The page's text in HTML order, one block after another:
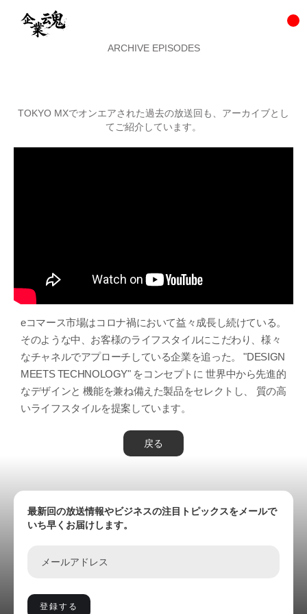
ARCHIVE EPISODES
TOKYO MXでオンエアされた過去の放送回も、アーカイブとし
てご紹介しています。
eコマース市場はコロナ禍において益々成長し続けている。
そのような中、お客様のライフスタイルにこだわり、様々
なチャネルでアプローチしている企業を追った。 "DESIGN
MEETS TECHNOLOGY" をコンセプトに 世界中から先進的
なデザインと 機能を兼ね備えた製品をセレクトし、 質の高
いライフスタイルを提案しています。
戻る
最新回の放送情報やビジネスの注目トピックスをメールで
いち早くお届けします。